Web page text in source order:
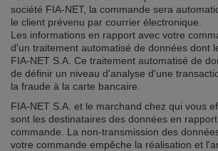
société FIA-NET, la commande sera
le client prévenu par courrier électronique.
Les informations en rapport avec votre
d'un traitement automatisé de données dont
FIA-NET S.A. Ce traitement automatisé de
de définir un niveau d'analyse d'une
la fraude à la carte bancaire.
FIA-NET S.A. et le marchand chez qui vous
sont les destinataires des données en
commande. La non-transmission des
votre commande empêche la réalisation et